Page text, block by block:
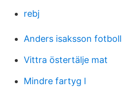
rebj
Anders isaksson fotboll
Vittra östertälje mat
Mindre fartyg l